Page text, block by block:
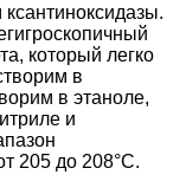
который легко
в
в этаноле,
и
205 до 208°C.